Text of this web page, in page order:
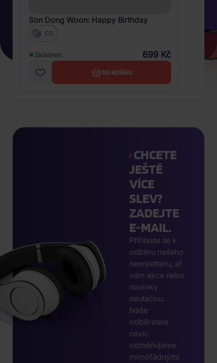
Son Dong Woon: Happy Birthday
CD
Skladem 699 Kč
DO KOŠÍKU
CHCETE
JEŠTĚ
VÍCE
SLEV?
ZADEJTE
E-MAIL.
Přihlaste se k
odběru našeho
newsletteru, ať
vám akce nebo
novinky
neutečou.
Naše
odběratele
navíc
odměňujeme
mimořádnými